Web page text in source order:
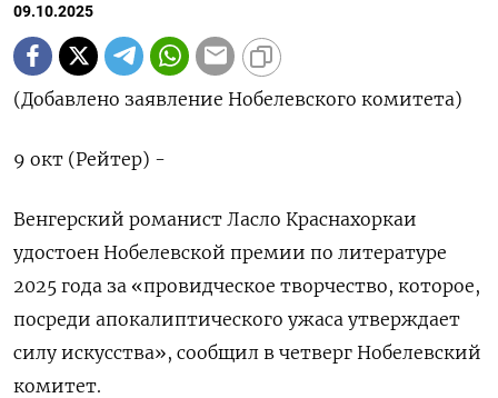
09.10.2025
(Добавлено заявление Нобелевского комитета)
9 окт (Рейтер) -
Венгерский романист Ласло Краснахоркаи
удостоен Нобелевской премии по литературе
2025 года за «провидческое творчество, которое,
посреди апокалиптического ужаса утверждает
силу искусства», сообщил в четверг Нобелевский
комитет.